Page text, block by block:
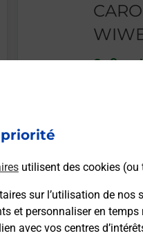
utilisent des cookies
sur l’utilisation de nos
et personnaliser en
avec vos centres
Ouvert